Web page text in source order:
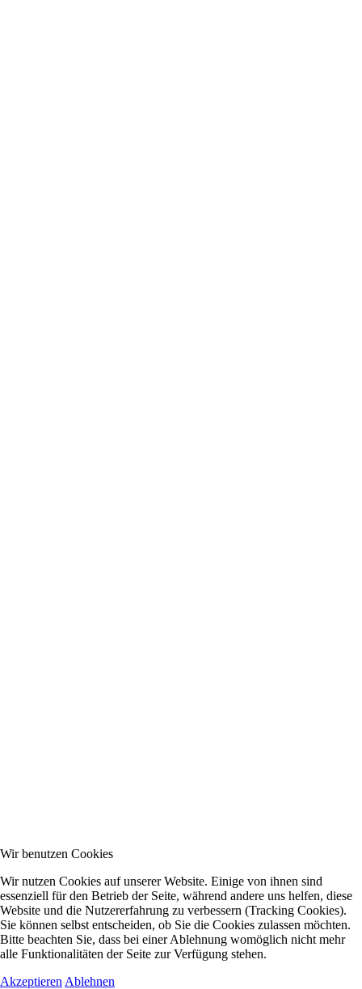
Wir benutzen Cookies
Wir nutzen Cookies auf unserer Website. Einige von ihnen sind
essenziell für den Betrieb der Seite, während andere uns helfen, diese
Website und die Nutzererfahrung zu verbessern (Tracking Cookies).
Sie können selbst entscheiden, ob Sie die Cookies zulassen möchten.
Bitte beachten Sie, dass bei einer Ablehnung womöglich nicht mehr
alle Funktionalitäten der Seite zur Verfügung stehen.
Akzeptieren Ablehnen